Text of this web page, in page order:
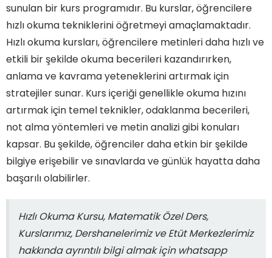
sunulan bir kurs programıdır. Bu kurslar, öğrencilere
hızlı okuma tekniklerini öğretmeyi amaçlamaktadır.
Hızlı okuma kursları, öğrencilere metinleri daha hızlı ve
etkili bir şekilde okuma becerileri kazandırırken,
anlama ve kavrama yeteneklerini artırmak için
stratejiler sunar. Kurs içeriği genellikle okuma hızını
artırmak için temel teknikler, odaklanma becerileri,
not alma yöntemleri ve metin analizi gibi konuları
kapsar. Bu şekilde, öğrenciler daha etkin bir şekilde
bilgiye erişebilir ve sınavlarda ve günlük hayatta daha
başarılı olabilirler.
Hızlı Okuma Kursu, Matematik Özel Ders,
Kurslarımız, Dershanelerimiz ve Etüt Merkezlerimiz
hakkında ayrıntılı bilgi almak için whatsapp